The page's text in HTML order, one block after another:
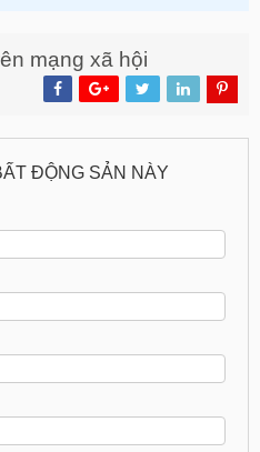
mạng xã hội
ĐỘNG SẢN NÀY